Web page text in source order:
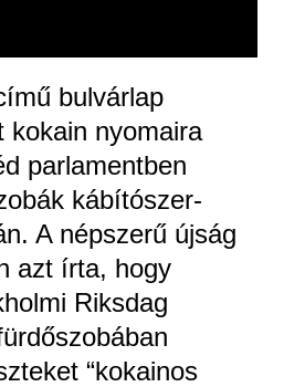
bulvárlap
kokain nyomaira
parlamentben
kábítószer-
A népszerű újság
azt írta, hogy
Riksdag
“kokainos